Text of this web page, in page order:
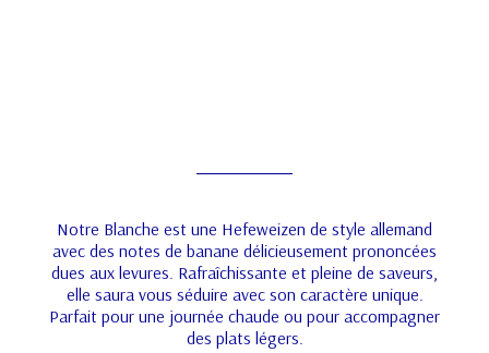
Notre Blanche est une Hefeweizen de style allemand
avec des notes de banane délicieusement prononcées
dues aux levures. Rafraîchissante et pleine de saveurs,
elle saura vous séduire avec son caractère unique.
Parfait pour une journée chaude ou pour accompagner
des plats légers.